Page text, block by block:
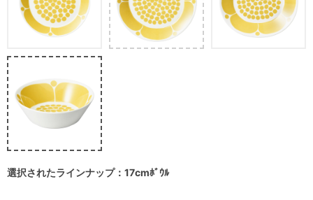
選択されたラインナップ：17cmﾎﾞｳﾙ